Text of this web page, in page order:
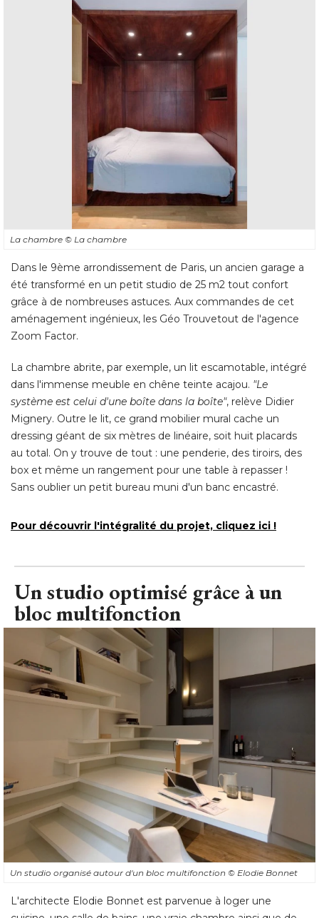
La chambre © La chambre
Dans le 9ème arrondissement de Paris, un ancien garage a
été transformé en un petit studio de 25 m2 tout confort
grâce à de nombreuses astuces. Aux commandes de cet
aménagement ingénieux, les Géo Trouvetout de l'agence
Zoom Factor.
La chambre abrite, par exemple, un lit escamotable, intégré
dans l'immense meuble en chêne teinte acajou. "Le
système est celui d'une boîte dans la boîte", relève Didier
Mignery. Outre le lit, ce grand mobilier mural cache un
dressing géant de six mètres de linéaire, soit huit placards
au total. On y trouve de tout : une penderie, des tiroirs, des
box et même un rangement pour une table à repasser !
Sans oublier un petit bureau muni d'un banc encastré.
Pour découvrir l'intégralité du projet, cliquez ici !
Un studio optimisé grâce à un
bloc multifonction
Un studio organisé autour d'un bloc multifonction © Elodie Bonnet
L'architecte Elodie Bonnet est parvenue à loger une